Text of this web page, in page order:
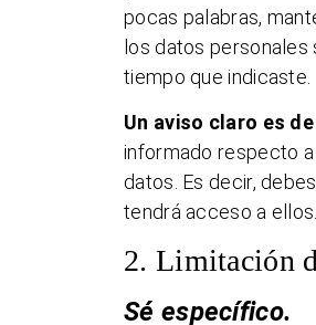
pocas palabras,
los datos personales
tiempo que indicaste.
Un aviso claro es
informado respecto
datos. Es decir,
tendrá acceso a ellos.
2. Limitación
Sé específico.